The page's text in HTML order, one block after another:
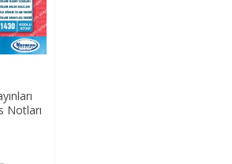
ULUSLARARASI İLŞ
ULUSLARARASI İLŞ
ULUSLARARASI İLŞ
Notları